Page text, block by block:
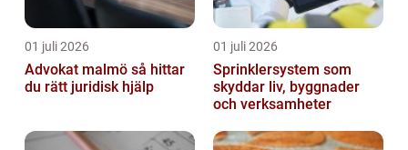
01 juli 2026
Advokat malmö så hittar
du rätt juridisk hjälp
01 juli 2026
Sprinklersystem som
skyddar liv, byggnader
och verksamheter